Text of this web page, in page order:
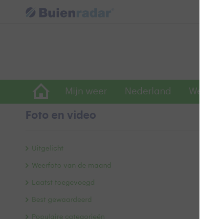
Mijn weer Nederland
Foto en video
Uitgelicht
Weerfoto van de maand
Laatst toegevoegd
Best gewaardeerd
Populaire categorieën